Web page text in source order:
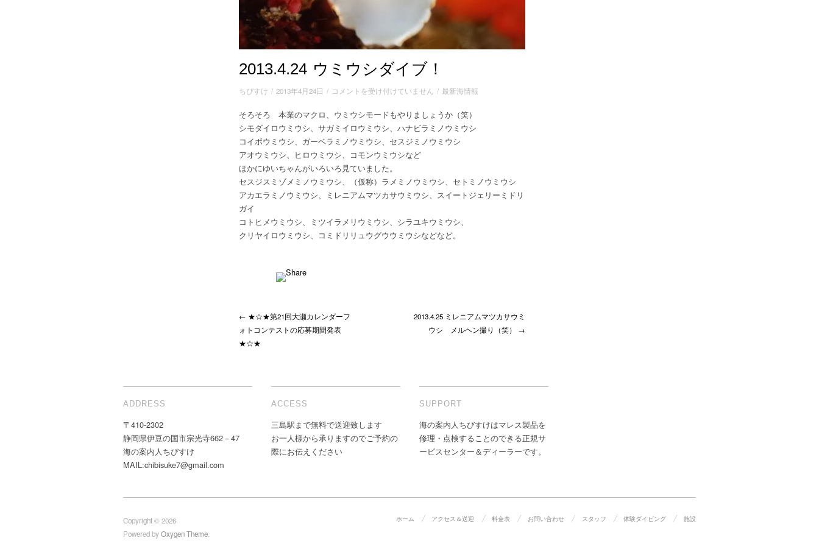
2013.4.24 ウミウシダイブ！
ちびすけ / 2013年4月24日 / 2013.4.24
ミ
ウ
シ
ダ
ブ！
は
コメントを受け付けていません / 最新海情報
そろそろ 本業のマクロ、ウミウシモードもやりましょうか（笑）
シモダイロウミウシ、サガミイロウミウシ、ハナビラミノウミウシ
コイボウミウシ、ガーベラミノウミウシ、セスジミノウミ ウシ
アオウミウシ、ヒロウミウシ、コモンウミウシなど
ほかにゆいちゃんがいろいろ見ていました。
セスジスミゾメミノウミウシ、（仮称）ラメミノウミウシ、セトミノウミウシ
アカエラミノウミウシ、ミレニアムマツカサウミウシ、スイートジェリーミドリ
ガイ
コトヒメウミウシ、ミツイラメリウミウシ、シラユキウミウシ、
クリヤイロウミウシ、コミドリリュウグウウミウシなどなど。
← ★☆★第21回大瀬カレンダーフ
ォトコンテストの応募期間発表
★☆★
2013.4.25 ミレニアムマツカサウミ
ウシ メルヘン撮り（笑） →
ADDRESS
〒410-2302
静岡県伊豆の国市宗光寺662－47
海の案内人ちびすけ
MAIL:chibisuke7@gmail.com
ACCESS
三島駅まで無料で送迎致します
お一人様から承りますのでご予約の
際にお伝えください
SUPPORT
海の案内人ちびすけはマレス製品を
修理・点検することのできる正規サ
ービスセンター＆ディーラーです。
Copyright © 2026
Powered byOxygen Theme
ホーム アクセス＆送迎 料金表 お問い合わせ スタッフ 体験ダイビング 施設